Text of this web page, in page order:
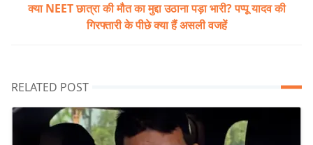
क्या NEET छात्रा की मौत का मुद्दा उठाना पड़ा भारी? पप्पू यादव की
गिरफ्तारी के पीछे क्या हैं असली वजहें
RELATED POST